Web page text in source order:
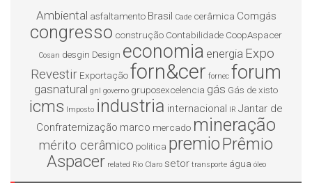
Ambiental asfaltamento Brasil Cade cerâmica Comgás
congresso construção Contabilidade CoopAspacer
Cosan desgin Design economia energia Expo
Revestir Exportaçãoforn&cer fornec forum
gasnatural gnl governo gruposexcelencia gás Gás de xisto
icms Imposto industria internacional IR Jantar de
Confraternização marco mercado mineração
mérito cerâmico politica premioPrêmio
Aspacer related Rio Claro setor transporte água óleo